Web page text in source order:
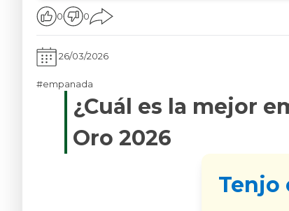
0 0
26/03/2026
#empanada
¿Cuál es la mejor
Oro 2026